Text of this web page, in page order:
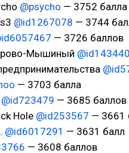
@psycho — 3752 балла
@id1267078 — 3744
— 3726 баллов
Мышиный
— 3703 балла
@id723479 — 3685 баллов
Hole @id253567 — 3661
@id6017291 — 3631 балл
— 3608 баллов